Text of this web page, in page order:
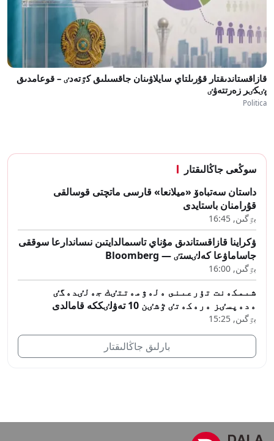
قازاقستاندىقتار قۇرىلتاي سايلاۋىنان جاقسىلىق كٷتەدٸ – قوعامدىق
پٸكٸر زەرتتەۋٸ
Politica
سوڭعى جاڭالىقتار
داستان سەتباەۆ «ميلانعا» قارسى ماتچتى قوسالقى
قۇرامنان باستايدى
بٷگىن, 16:45
ۋكراينا قازاقستاندىق مۇناي تاسىمالدايتىن نىساندارعا سوققى
جاساماۋعا كەلٸستٸ — Bloomberg
بٷگىن, 16:00
شىمكەنت تۇرعىنى ەلەۋمەتتٸك جەلٸدەگٸ
ەدەپسٸز ەرەكەتٸ ٷشٸن 10 تەۋلٸككە قامالدى
بٷگىن, 15:25
بارلىق جاڭالىقتار